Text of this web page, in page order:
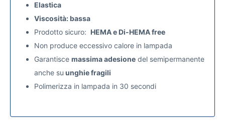
Elastica
Viscosità: bassa
Prodotto sicuro: HEMA e Di-HEMA free
Non produce eccessivo calore in lampada
Garantisce massima adesione del semipermanente
anche su unghie fragili
Polimerizza in lampada in 30 secondi